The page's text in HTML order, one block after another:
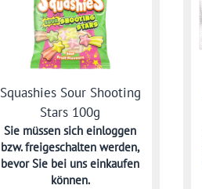
Squashies Sour Shooting
Stars 100g
Sie müssen sicheinloggen
bzw. freigeschalten werden,
bevor Sie bei uns einkaufen
können.